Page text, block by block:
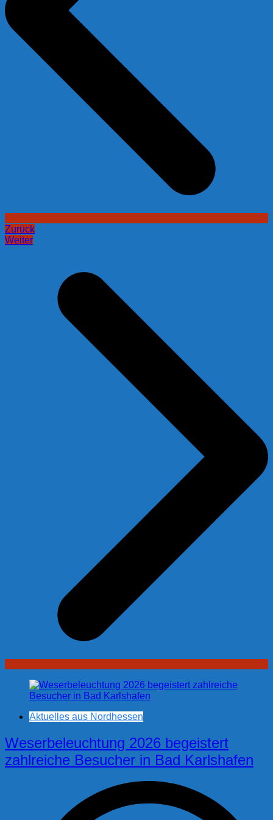
Zurück
Weiter
Aktuelles aus Nordhessen
Weserbeleuchtung 2026 begeistert
zahlreiche Besucher in Bad Karlshafen